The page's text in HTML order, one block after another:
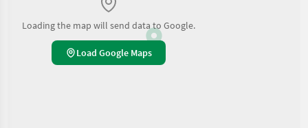
Loading the map will send data to Google.
Load Google Maps